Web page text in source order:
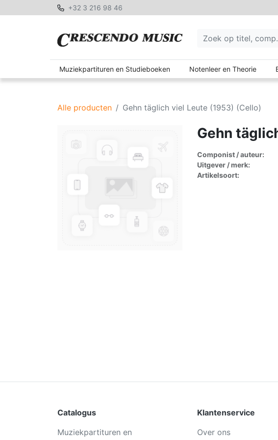
+32 3 216 98 46
Muziekpartituren en Studieboeken Notenleer en Theorie
Alle producten Gehn täglich viel Leute (1953) (Cello)
Gehn
Componist / auteur:
Uitgever / merk:
Artikelsoort:
Catalogus
Muziekpartituren en
Klantenservice
Over ons